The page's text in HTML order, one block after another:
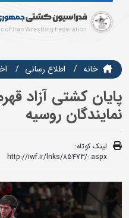
خانه اطلاع رسانی
پایان کشتی آزاد
نمایندگان روسیه
لینک کوتاه:
http://iwf.ir/lnks/85473/-.aspx